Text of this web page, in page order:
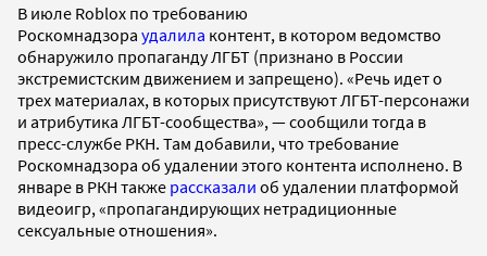
В июле Roblox по требованию
Роскомнадзора удалила контент, в котором ведомство
обнаружило пропаганду ЛГБТ (признано в России
экстремистским движением и запрещено). «Речь идет о
трех материалах, в которых присутствуют ЛГБТ-персонажи
и атрибутика ЛГБТ-сообщества», — сообщили тогда в
пресс-службе РКН. Там добавили, что требование
Роскомнадзора об удалении этого контента исполнено. В
январе в РКН также рассказали об удалении платформой
видеоигр, «пропагандирующих нетрадиционные
сексуальные отношения».